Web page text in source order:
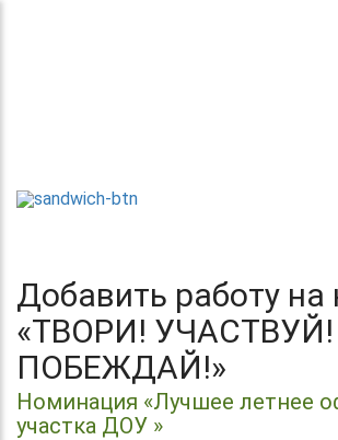
Добавить работу на
«ТВОРИ! УЧАСТВУЙ!
ПОБЕЖДАЙ!»
Номинация «Лучшее летнее
участка ДОУ »